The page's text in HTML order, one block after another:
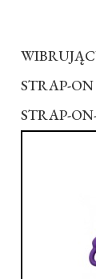
STRAP-
STRAP-